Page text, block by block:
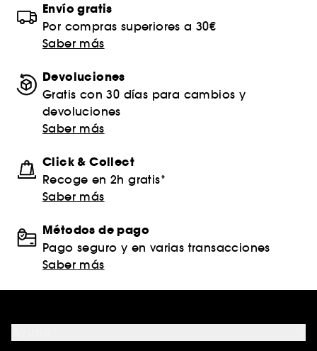
Envío gratis
Por compras superiores a 30€
Saber más
Devoluciones
Gratis con 30 días para cambios y
devoluciones
Saber más
Click & Collect
Recoge en 2h gratis*
Saber más
Métodos de pago
Pago seguro y en varias transacciones
Saber más